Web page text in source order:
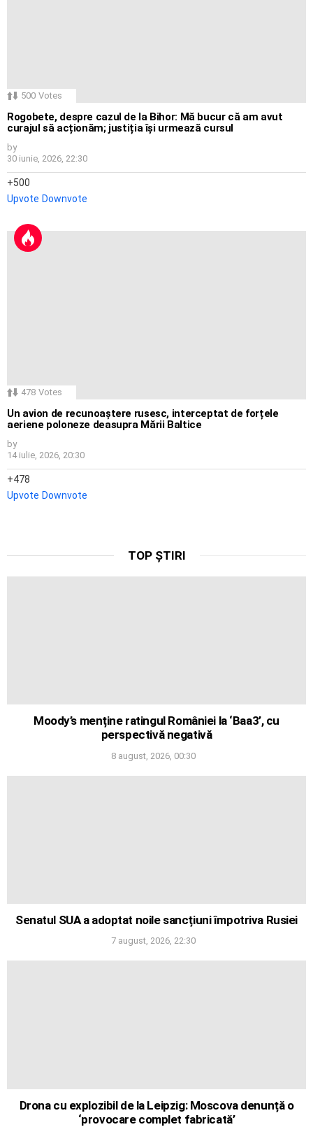
500 Votes
Rogobete, despre cazul de la Bihor: Mă bucur că am avut
curajul să acționăm; justiția își urmează cursul
by
30 iunie, 2026, 22:30
500
Upvote Downvote
478 Votes
Un avion de recunoaștere rusesc, interceptat de forțele
aeriene poloneze deasupra Mării Baltice
by
14 iulie, 2026, 20:30
478
Upvote Downvote
TOP ȘTIRI
Moody’s menține ratingul României la ‘Baa3’, cu
perspectivă negativă
8 august, 2026, 00:30
Senatul SUA a adoptat noile sancțiuni împotriva Rusiei
7 august, 2026, 22:30
Drona cu explozibil de la Leipzig: Moscova denunță o
‘provocare complet fabricată’